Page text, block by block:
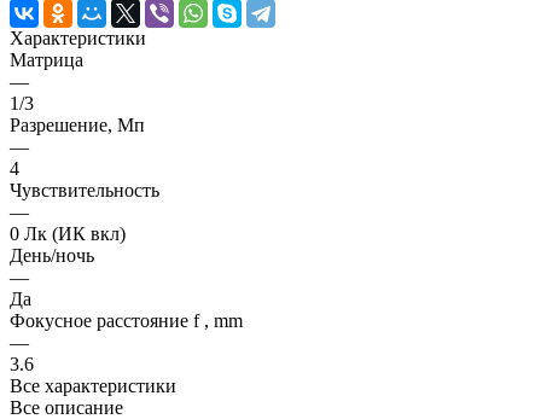
Характеристики
Матрица
—
1/3
Разрешение, Мп
—
4
Чувствительность
—
0 Лк (ИК вкл)
День/ночь
—
Да
Фокусное расстояние f , mm
—
3.6
Все характеристики
Все описание